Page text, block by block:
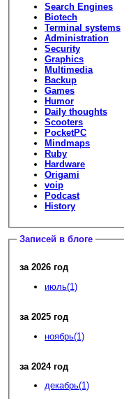
Search Engines
Biotech
Terminal systems
Administration
Security
Graphics
Multimedia
Backup
Games
Humor
Daily thoughts
Scooters
PocketPC
Mindmaps
Ruby
Hardware
Origami
voip
Podcast
History
Записей в блоге
за 2026 год
июль(1)
за 2025 год
ноябрь(1)
за 2024 год
декабрь(1)